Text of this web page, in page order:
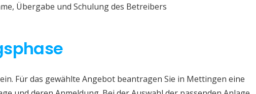
Übergabe und Schulung des Betreibers
Für das gewählte Angebot beantragen Sie in Mettingen eine